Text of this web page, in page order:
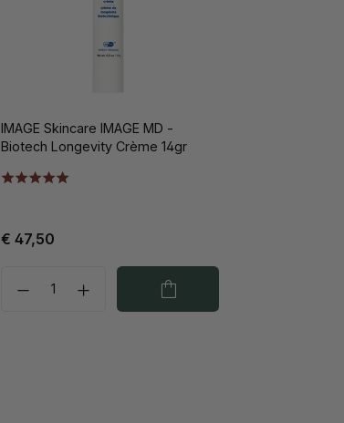
IMAGE Skincare IMAGE MD -
Biotech Longevity Crème 14gr
€ 47,50